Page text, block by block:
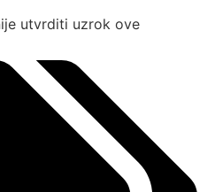
utvrditi uzrok ove